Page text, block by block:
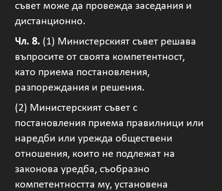
съвет може да провежда заседания и
дистанционно.
Чл. 8. (1) Министерският съвет решава
въпросите от своята компетентност,
като приема постановления,
разпореждания и решения.
(2) Министерският съвет с
постановления приема правилници или
наредби или урежда обществени
отношения, които не подлежат на
законова уредба, съобразно
компетентността му, установена